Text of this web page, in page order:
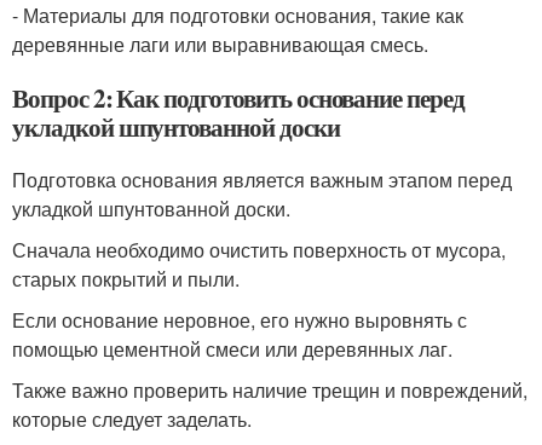
- Материалы для подготовки основания, такие как
деревянные лаги или выравнивающая смесь.
Вопрос 2: Как подготовить основание перед
укладкой шпунтованной доски
Подготовка основания является важным этапом перед
укладкой шпунтованной доски.
Сначала необходимо очистить поверхность от мусора,
старых покрытий и пыли.
Если основание неровное, его нужно выровнять с
помощью цементной смеси или деревянных лаг.
Также важно проверить наличие трещин и повреждений,
которые следует заделать.